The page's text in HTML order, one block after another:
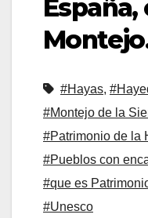
#Hayas,
#Montejo de la
#Patrimonio de la
#Pueblos con
#que es
#Unesco